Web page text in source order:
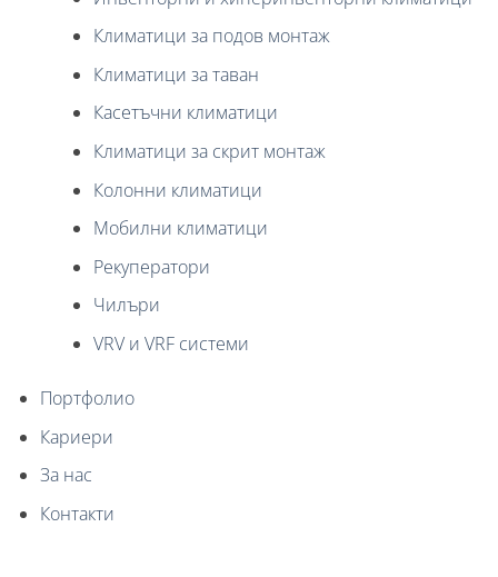
Климатици за подов монтаж
Климатици за таван
Касетъчни климатици
Климатици за скрит монтаж
Колонни климатици
Мобилни климатици
Рекуператори
Чилъри
VRV и VRF системи
Портфолио
Кариери
За нас
Контакти